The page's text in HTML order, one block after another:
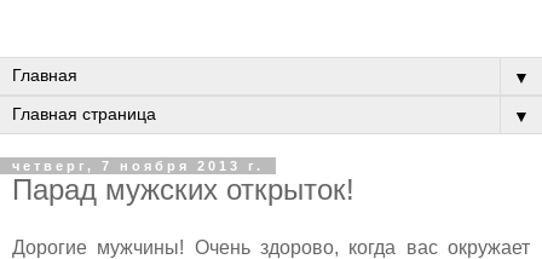
▼
▼
четверг, 7 ноября 2013 г.
Парад мужских открыток!
Дорогие мужчины! Очень здорово, когда вас окружает